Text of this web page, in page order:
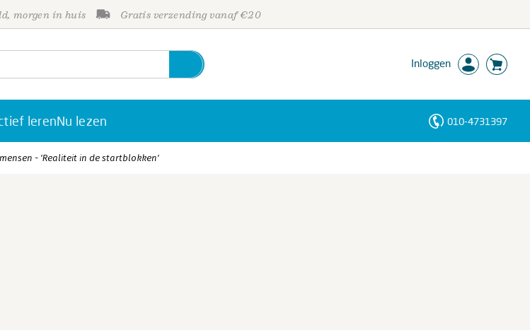
morgen in huis Gratis verzending vanaf €20
Inloggen
lerenNu lezen 010-4731397
- 'Realiteit in de startblokken'
Personen